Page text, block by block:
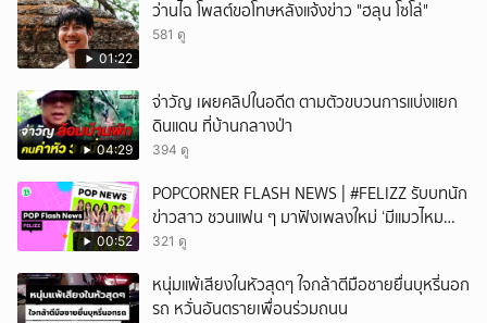
01:22
ว่านไฉ โพสต์ขอโทษหลังแจ้งข่าว "ฮลุน โซโล่"
581 ดู
04:29
จ่าวัญ เผยคลิปในอดีต ตามตัวขบวนการแบ่งแยก
ดินแดน ที่บ้านกลางป่า
394 ดู
00:52
POPCORNER FLASH NEWS | #FELIZZ รับบทนัก
ข่าวสาว ชวนแฟน ๆ มาฟังเพลงใหม่ ‘มีแมวไหม
(Catch Me If You Can)’
321 ดู
หนุ่มแพ้เสียงในหัวสุดๆ ใจกล้าตีมือชายยื่นบุหรี่นอก
รถ หวั่นอันตรายเพื่อนร่วมถนน